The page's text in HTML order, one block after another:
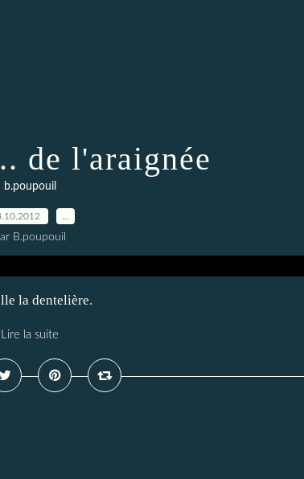
de l'araignée
b.poupouil
B.poupouil
la dentelière.
Lire la suite